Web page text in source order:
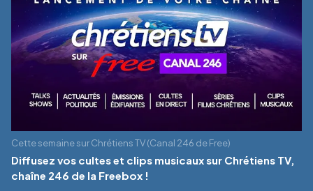
Cette semaine sur Chrétiens TV (Canal 246 de Free)
Diffusez vos cultes et clips musicaux sur Chrétiens TV,
chaîne 246 de la Freebox !